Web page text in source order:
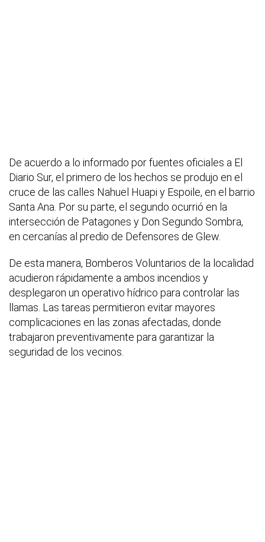
De acuerdo a lo informado por fuentes oficiales a El
Diario Sur, el primero de los hechos se produjo en el
cruce de las calles Nahuel Huapi y Espoile, en el barrio
Santa Ana. Por su parte, el segundo ocurrió en la
intersección de Patagones y Don Segundo Sombra,
en cercanías al predio de Defensores de Glew.
De esta manera, Bomberos Voluntarios de la localidad
acudieron rápidamente a ambos incendios y
desplegaron un operativo hídrico para controlar las
llamas. Las tareas permitieron evitar mayores
complicaciones en las zonas afectadas, donde
trabajaron preventivamente para garantizar la
seguridad de los vecinos.